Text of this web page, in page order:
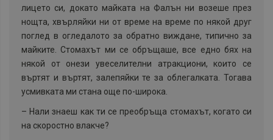
лицето си, докато майката на Фалън ни возеше през
нощта, хвърляйки ни от време на време по някой друг
поглед в огледалото за обратно виждане, типично за
майките. Стомахът ми се обръщаше, все едно бях на
някой от онези увеселителни атракциони, които се
въртят и въртят, залепяйки те за облегалката. Тогава
усмивката ми стана още по-широка.
– Нали знаеш как ти се преобръща стомахът, когато си
на скоростно влакче?